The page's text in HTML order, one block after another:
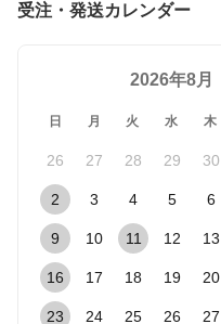
受注・発送カレンダー
2026年8月
日 月 火 水 木
26 27 28 29 30
2 3 4 5 6
9 10 11 12 13
16 17 18 19 20
23 24 25 26 27